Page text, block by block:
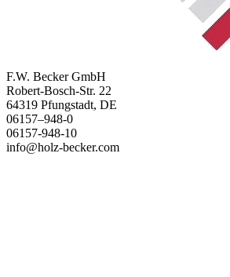
F.W. Becker GmbH
Robert-Bosch-Str. 22
64319 Pfungstadt, DE
06157–948-0
06157-948-10
info@holz-becker.com